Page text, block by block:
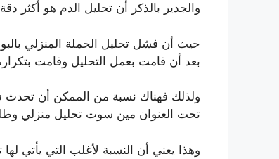
والجدير بالذكر أن تحليل الدم هو أكثر
حيث أن فشل تحليل الحملة المنزلي
بعد أن قامت بعمل التحليل وقامت
تحت العنوان مين سوت تحليل منزلي
وهذا يعني أن النسبة لأغلب التي يأتي